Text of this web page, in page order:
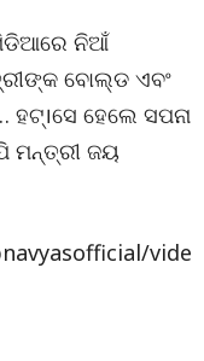
ନିଆଁ
ବୋଲ୍ଡ ଏବଂ
ହେଲେ ସପନା
ମନ୍ତ୍ରୀ ଜୟ
vide